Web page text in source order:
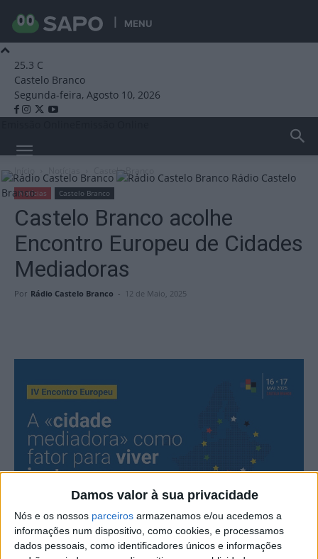
MENU
Damos valor à sua privacidade
Nós e os nossos parceiros armazenamos e/ou acedemos a
informações num dispositivo, como cookies, e processamos
dados pessoais, como identificadores únicos e informações
25.3 C
Castelo Branco
Segunda-feira, Agosto 10, 2026
Rádio Castelo
Branco
Castelo Branco
Notícias Castelo Branco
Castelo Branco acolhe
Encontro Europeu de Cidades
Mediadoras
Por Rádio Castelo Branco - 12 de Maio, 2025